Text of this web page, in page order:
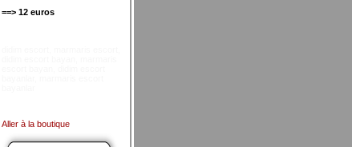
==> 12 euros
Aller à la boutique